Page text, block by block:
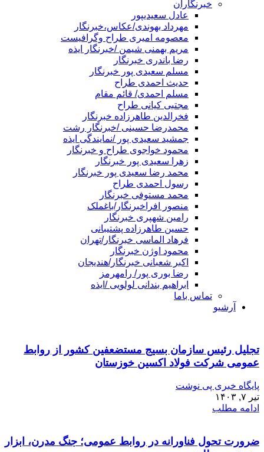
خبرنگاران
عادل سعیدیپور
مهرداد بهوندی/عکاس،خبرنگار
معصومه امیری طراح وگرافیست
مریم بهمنی شیمن /خبرنگار ایذه
رضا باندری خبرنگار
مسلم سعیدی پور خبرنگار
حدیث احمدی طراح
مسلم احمدی/ قائم مقام
مجتبی کیانی طراح
فخرالدین طاهرزاده خبرنگار
محمدرضا حسینی /خبرنگار رشت
جمشید سعیدی پور /نمایندگی ایذه
محمود خواجوی طراح و خبرنگار
زهرا سعیدی پور خبرنگار
محمد رضا سعیدی پور خبرنگار
رسول احمدی طراح
محمد مستوفی خبرنگار
منصور افراخبرنگار/باغملک
رامین شهپری خبرنگار
حسین طاهرزاده پشتیبانی
فرهاد الماسی خبرنگار/تهران
محمود اوژن خبرنگار
اکبر شعبانی خبرنگار/هندیجان
رضا بوری پور/ رامهرمز
ابراهیم بندانی لولویی /ایذه
تماس باما
آرشیو
تجلیل رئیس سازمان بسیج مستضعفین کشور از روابط
عمومی شرکت فولاد اکسین خوزستان
پایگاه خبری پی نوشت
تیر ۷, ۱۴۰۳
ادامه مطلب
ضرورت تحول فناورانه در روابط عمومی؛ جنگ مدرن، ابزار